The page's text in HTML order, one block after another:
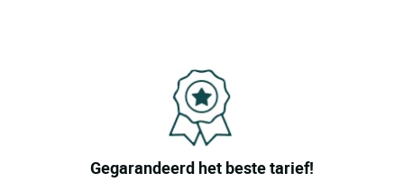
Gegarandeerd het beste tarief!